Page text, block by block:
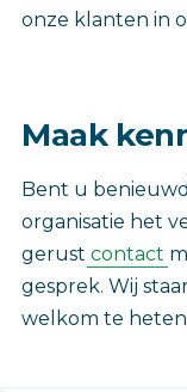
onze klanten in
Maak
Bent u
organisatie het
gerust contact
gesprek. Wij
welkom te